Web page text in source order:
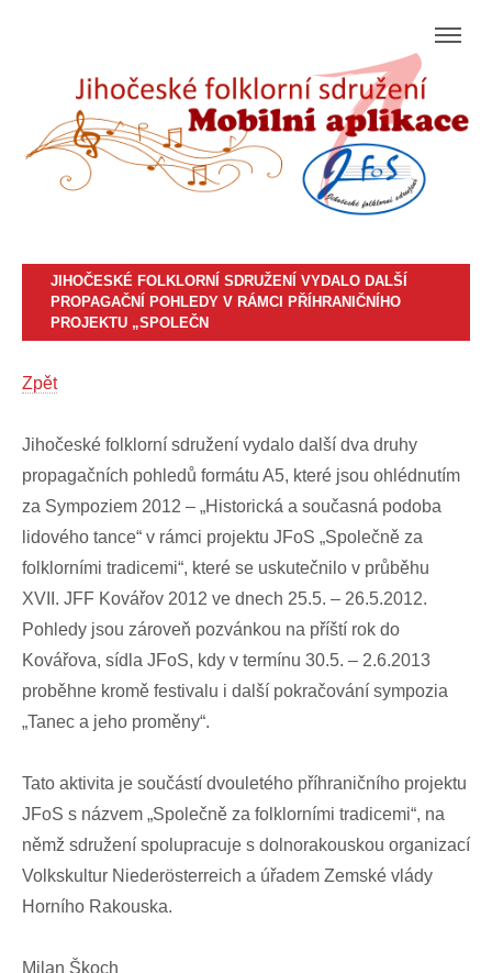
JIHOČESKÉ FOLKLORNÍ SDRUŽENÍ VYDALO DALŠÍ
PROPAGAČNÍ POHLEDY V RÁMCI PŘÍHRANIČNÍHO
PROJEKTU „SPOLEČN
Zpět
Jihočeské folklorní sdružení vydalo další dva druhy
propagačních pohledů formátu A5, které jsou ohlédnutím
za Sympoziem 2012 – „Historická a současná podoba
lidového tance“ v rámci projektu JFoS „Společně za
folklorními tradicemi“, které se uskutečnilo v průběhu
XVII. JFF Kovářov 2012 ve dnech 25.5. – 26.5.2012.
Pohledy jsou zároveň pozvánkou na příští rok do
Kovářova, sídla JFoS, kdy v termínu 30.5. – 2.6.2013
proběhne kromě festivalu i další pokračování sympozia
„Tanec a jeho proměny“.
Tato aktivita je součástí dvouletého příhraničního projektu
JFoS s názvem „Společně za folklorními tradicemi“, na
němž sdružení spolupracuje s dolnorakouskou organizací
Volkskultur Niederösterreich a úřadem Zemské vlády
Horního Rakouska.
Milan Škoch